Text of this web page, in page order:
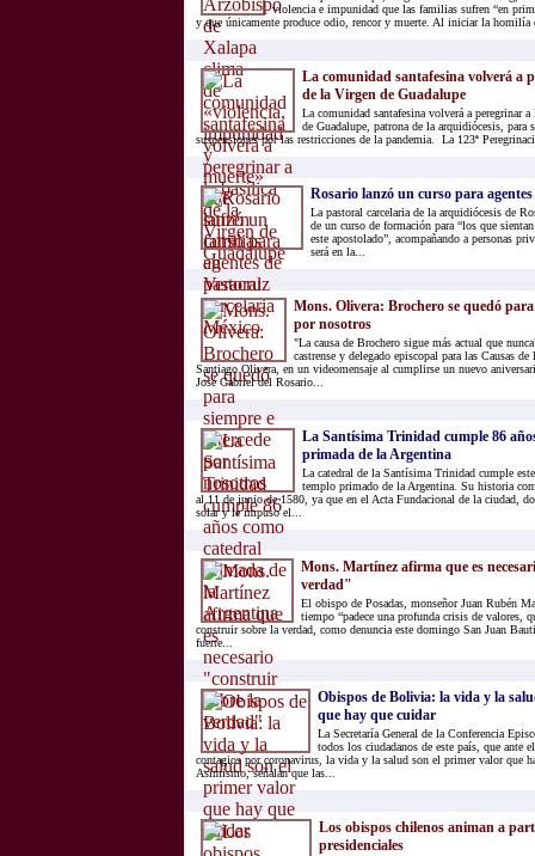
violencia e impunidad que las familias sufren “en
y que únicamente produce odio, rencor y muerte. Al iniciar la
La comunidad santafesina volverá a
de la Virgen de Guadalupe
La comunidad santafesina volverá a peregrinar
de Guadalupe, patrona de la arquidiócesis, para
suspensiones por las restricciones de la pandemia. La 123ª
Rosario lanzó un curso para
La pastoral carcelaria de la arquidiócesis de
de un curso de formación para “los que
este apostolado”, acompañando a personas
será en la...
Mons. Olivera: Brochero se quedó
por nosotros
"La causa de Brochero sigue más actual que
castrense y delegado episcopal para las Causas
Santiago Olivera, en un videomensaje al cumplirse un nuevo
José Gabriel del Rosario...
La Santísima Trinidad cumple 86
primada de la Argentina
La catedral de la Santísima Trinidad cumple
templo primado de la Argentina. Su historia
al 11 de junio de 1580, ya que en el Acta Fundacional de la ciudad,
solar y le impuso el...
Mons. Martínez afirma que es
verdad"
El obispo de Posadas, monseñor Juan Rubén
tiempo “padece una profunda crisis de valores,
construir sobre la verdad, como denuncia este domingo San Juan
fuerte...
Obispos de Bolivia: la vida y la
que hay que cuidar
La Secretaría General de la Conferencia
todos los ciudadanos de este país, que ante
contagios por coronavirus, la vida y la salud son el primer valor que
Asimismo, señalan que las...
Los obispos chilenos animan a
presidenciales